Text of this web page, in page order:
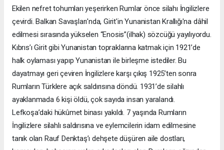
Ekilen nefret tohumları yeşerirken Rumlar önce silahı İngilizlere
çevirdi. Balkan Savaşları'nda, Girit'in Yunanistan Krallığı'na dâhil
edilmesi sırasında yükselen “Enosis”(ilhak) sözcüğü yayılıyordu.
Kıbrıs’ı Girit gibi Yunanistan topraklarına katmak için 1921’de
halk oylaması yapıp Yunanistan ile birleşme istediler. Bu
dayatmayı geri çeviren İngilizlere karşı çıkış 1925’ten sonra
Rumların Türklere açık saldırısına döndü. 1931’de silahlı
ayaklanmada 6 kişi öldü, çok sayıda insan yaralandı.
Lefkoşa’daki hükûmet binası yakıldı. 7 yaşında Rumların
İngilizlere silahlı saldırısına ve eylemcilerin idam edilmesine
tanık olan Rauf Denktaş’ı dehşete düşüren aile dostları,